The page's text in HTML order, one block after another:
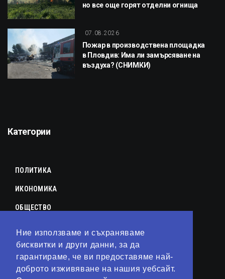
Ние използваме и съхраняваме
бисквитки и други данни, за да
гарантираме, че ви предоставяме най-
доброто изживяване на нашия уебсайт.
но все още горят отделни огнища
07.08.2026
Пожар в производствена площадка
в Пловдив: Има ли замърсяване на
въздуха? (СНИМКИ)
Категории
ПОЛИТИКА
ИКОНОМИКА
ОБЩЕСТВО
КУЛТУРА
ЛАЙФСТАЙЛ